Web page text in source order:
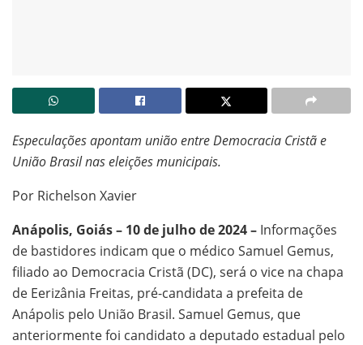
Especulações apontam união entre Democracia Cristã e
União Brasil nas eleições municipais.
Por Richelson Xavier
Anápolis, Goiás – 10 de julho de 2024 – Informações
de bastidores indicam que o médico Samuel Gemus,
filiado ao Democracia Cristã (DC), será o vice na chapa
de Eerizânia Freitas, pré-candidata a prefeita de
Anápolis pelo União Brasil. Samuel Gemus, que
anteriormente foi candidato a deputado estadual pelo